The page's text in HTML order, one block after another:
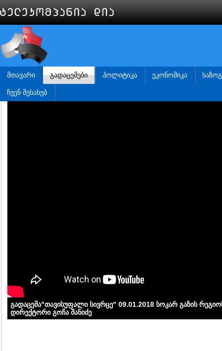
ᲛᲗᲐᲕᲐᲠᲘ ᲒᲐᲓᲐᲪᲔᲛᲔᲑᲘ ᲞᲝᲚᲘᲢᲘᲙᲐ ᲔᲙᲝᲜᲝᲛᲘᲙᲐ
ᲩᲕᲔᲜ ᲨᲔᲡᲐᲮᲔᲑ
გადაცემა"თავისუფალი სივრცე" 09.01.2018 სოკარ გაზის
დირექტორი გოჩა შანიძე